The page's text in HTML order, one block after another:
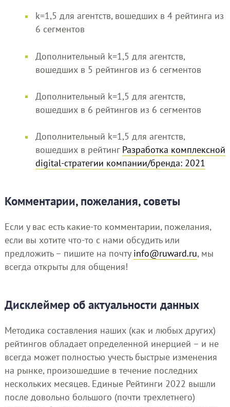
k=1,5 для агентств, вошедших в 4 рейтинга из
6 сегментов
Дополнительный k=1,5 для агентств,
вошедших в 5 рейтингов из 6 сегментов
Дополнительный k=1,5 для агентств,
вошедших в 6 рейтингов из 6 сегментов
Дополнительный k=1,5 для агентств,
вошедших в рейтинг Разработка комплексной
digital-стратегии компании/бренда: 2021
Комментарии, пожелания, советы
Если у вас есть какие-то комментарии, пожелания,
если вы хотите что-то с нами обсудить или
предложить – пишите на почту info@ruward.ru, мы
всегда открыты для общения!
Дисклеймер об актуальности данных
Методика составления наших (как и любых других)
рейтингов обладает определенной инерцией – и не
всегда может полностью учесть быстрые изменения
на рынке, произошедшие в течение последних
нескольких месяцев. Единые Рейтинги 2022 вышли
после довольно большого (почти трехлетнего)